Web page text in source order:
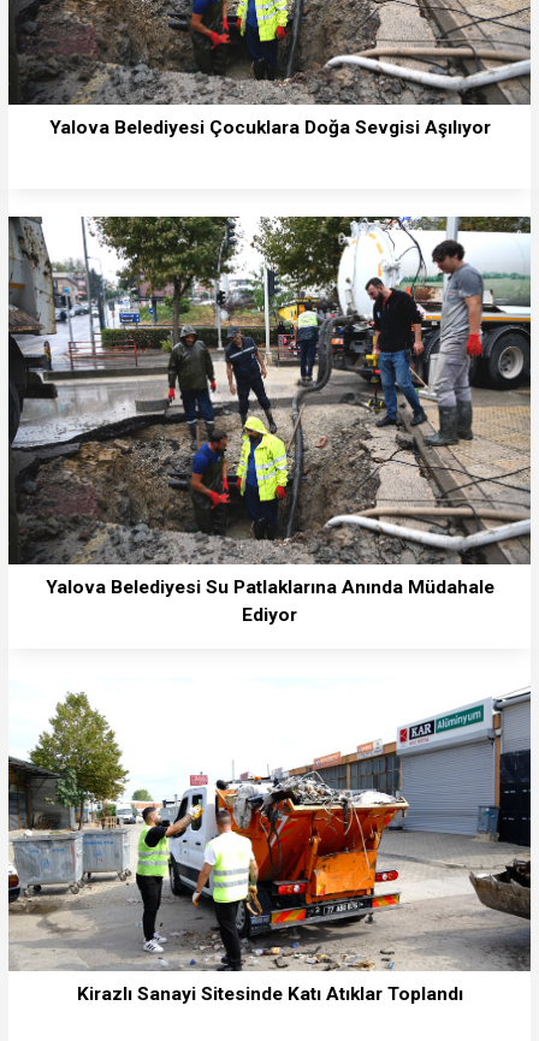
Yalova Belediyesi Çocuklara Doğa Sevgisi Aşılıyor
Yalova Belediyesi Su Patlaklarına Anında Müdahale
Ediyor
Kirazlı Sanayi Sitesinde Katı Atıklar Toplandı